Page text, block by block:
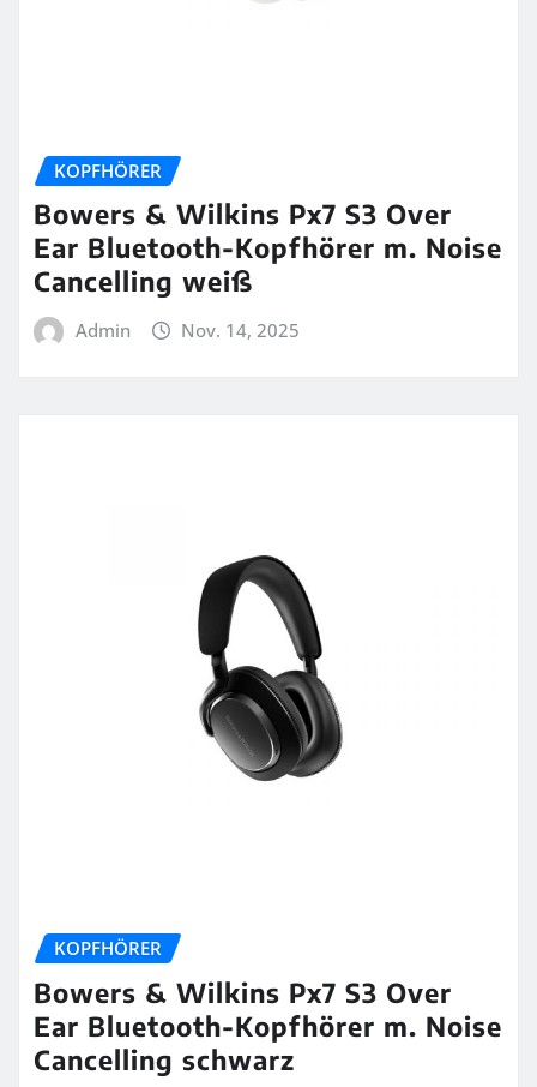
KOPFHÖRER
Bowers & Wilkins Px7 S3 Over
Ear Bluetooth-Kopfhörer m. Noise
Cancelling weiß
Admin Nov. 14, 2025
KOPFHÖRER
Bowers & Wilkins Px7 S3 Over
Ear Bluetooth-Kopfhörer m. Noise
Cancelling schwarz